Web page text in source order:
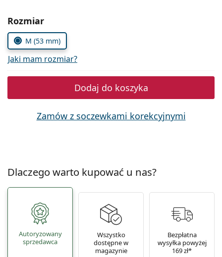
Total
Wybierz parametry
Rozmiar
M (53 mm)
Jaki mam rozmiar?
Dodaj do koszyka
Zamów z soczewkami korekcyjnymi
Dlaczego warto kupować u nas?
Autoryzowany
sprzedawca
Wszystko
dostępne w
magazynie
Bezpłatna
wysyłka powyżej
169 zł*